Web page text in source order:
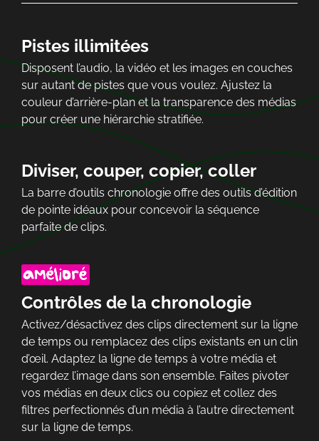
Pistes illimitées
Disposent l’audio, la vidéo et les images en couches
sur autant de pistes que vous voulez. Ajustez la
couleur d’arrière-plan et la transparence des médias
pour créer une hiérarchie stratifiée.
Diviser, couper, copier, coller
La barre d’outils chronologie offre des outils d’édition
de pointe idéaux pour concevoir la séquence
parfaite de clips.
Contrôles de la chronologie
Activez/désactivez des clips directement sur la ligne
de temps ou remplacez des clips existants en un clin
d’œil. Adaptez la ligne de temps à votre média et
regardez l’image dans son ensemble. Faites pivoter
vos médias en deux clics ou copiez et collez des
filtres perfectionnés d’un média à l’autre directement
sur la ligne de temps.